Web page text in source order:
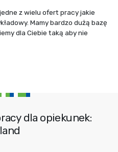
z wielu ofert pracy jakie
Mamy bardzo dużą bazę
dla Ciebie taką aby nie
dla opiekunek: